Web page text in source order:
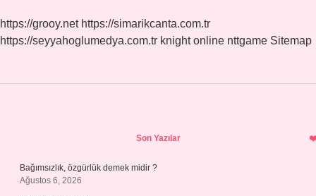
https://grooy.net https://simarikcanta.com.tr
https://seyyahoglumedya.com.tr knight online nttgame Sitemap
Son Yazılar
Bağımsızlık, özgürlük demek midir ?
Ağustos 6, 2026